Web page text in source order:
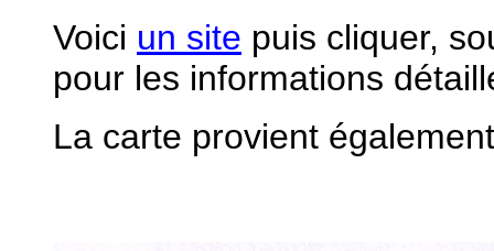
Voici un site puis cliquer,
pour les informations
La carte provient